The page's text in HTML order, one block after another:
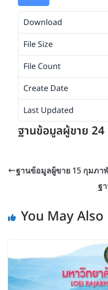
Download
File Size
File Count
Create Date
Last Updated
ฐานข้อมูลผู้ขาย
ฐานข้อมูลผู้ขาย 15 กุมภา
ฐ
You May Also